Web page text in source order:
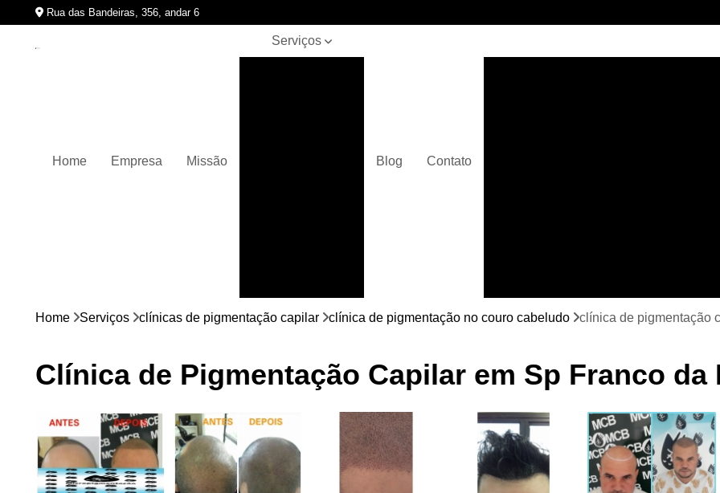
Rua das Bandeiras, 356, andar 6
Home Empresa Missão
Serviços
Preenchimento
capilar
Tratamento para
Blog Contato
Curso de
Curso de
Curso de Micropigmentação Santo
Curso
Curso Presencial
Home Serviços clínicas de pigmentação capilar clínica de pigmentação no couro cabeludo clínica de pigmentação
Clínica de Pigmentação Capilar em Sp Franco da